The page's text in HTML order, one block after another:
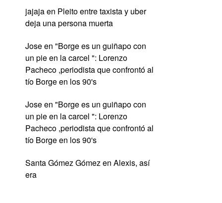
jajajaen Pleito entre taxista y uber
deja una persona muerta
Joseen "Borge es un guiñapo con
un pie en la carcel ": Lorenzo
Pacheco ,periodista que confrontó al
tío Borge en los 90's
Joseen "Borge es un guiñapo con
un pie en la carcel ": Lorenzo
Pacheco ,periodista que confrontó al
tío Borge en los 90's
Santa Gómez Gómezen Alexis, así
era